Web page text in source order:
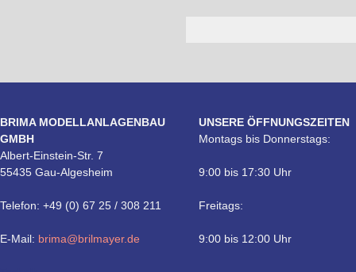
BRIMA MODELLANLAGENBAU
GMBH
Albert-Einstein-Str. 7
55435 Gau-Algesheim
Telefon: +49 (0) 67 25 / 308 211
E-Mail: brima@brilmayer.de
UNSERE ÖFFNUNGSZEITEN
Montags bis Donnerstags:
9:00 bis 17:30 Uhr
Freitags:
9:00 bis 12:00 Uhr